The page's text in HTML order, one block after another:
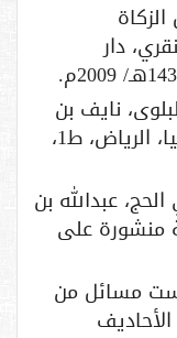
دار
نايف بن
جمعان حريدان، دار كنوز إشبيليا، الرياض، ط1،
عبدالله بن
منشورة على
ست مسائل من